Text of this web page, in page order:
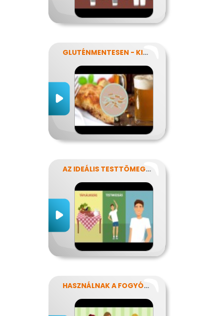
GLUTÉNMENTESEN - KINEK IS?!
AZ IDEÁLIS TESTTÖMEG TITKAI
HASZNÁLNAK A FOGYÓKÚRÁK?